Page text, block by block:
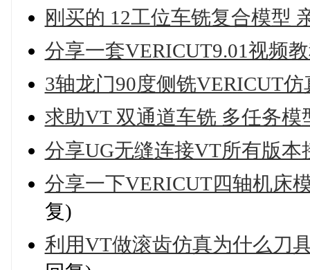
刚买的 12工位车铣复合模型
分享一套VERICUT9.01视频
3轴龙门90度侧铣VERICUT仿
求助VT 双通道车铣 多任务模
分享UG无缝连接VT所有版
分享一下VERICUT四轴机床
复)
利用VT做滚齿仿真为什么刀